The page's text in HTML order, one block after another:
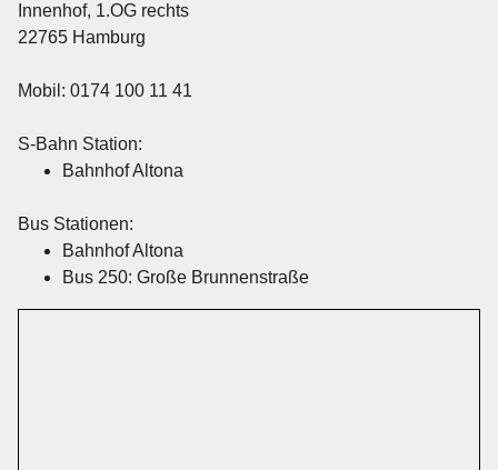
Innenhof, 1.OG rechts
22765 Hamburg
Mobil: 0174 100 11 41
S-Bahn Station:
Bahnhof Altona
Bus Stationen:
Bahnhof Altona
Bus 250: Große Brunnenstraße